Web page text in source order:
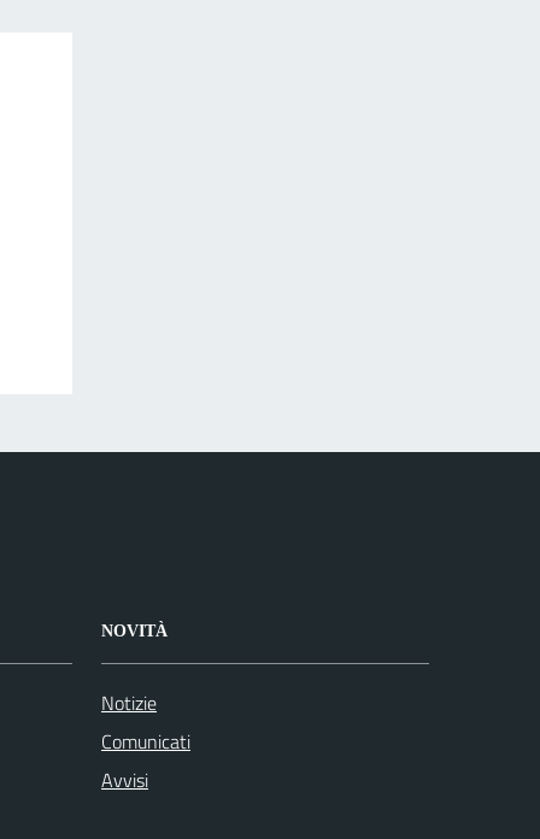
NOVITÀ
Notizie
Comunicati
Avvisi